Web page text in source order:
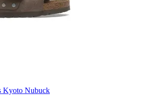
Kyoto Nubuck